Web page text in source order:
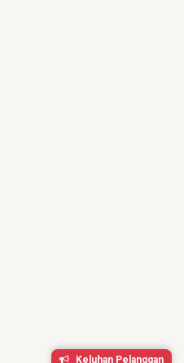
Keluhan Pelanggan